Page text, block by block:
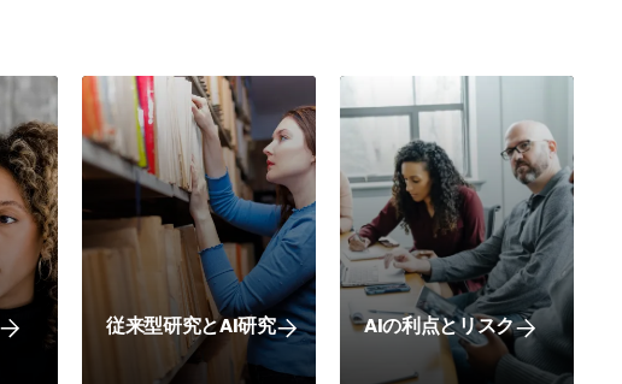
従来型研究とAI研究 AIの利点とリスク